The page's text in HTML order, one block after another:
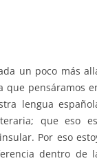
un poco más
que pensáramos
lengua
que eso
Por eso
dentro de